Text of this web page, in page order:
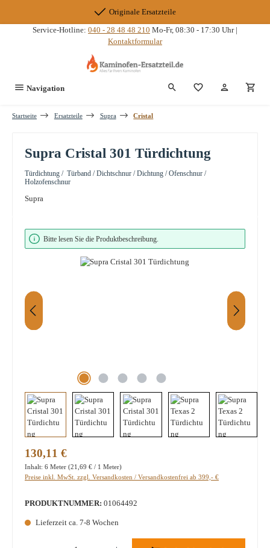
Originale Ersatzteile
Service-Hotline: 040 - 28 48 48 210 Mo-Fr, 08:30 - 17:30 Uhr |
Kontaktformular
Navigation Du hast 0
Startseite Ersatzteile Supra Cristal
Supra Cristal 301 Türdichtung
Türdichtung / Türband / Dichtschnur / Dichtung / Ofenschnur /
Holzofenschnur
Supra
Bildergalerie überspringen
Bitte lesen Sie die Produktbeschreibung.
Regulärer Preis:
130,11 €
Inhalt: 6 Meter (21,69 € / 1 Meter)
Preise inkl. MwSt. zzgl. Versandkosten / Versandkostenfrei ab 399,- €
PRODUKTNUMMER: 01064492
Lieferzeit ca. 7-8 Wochen